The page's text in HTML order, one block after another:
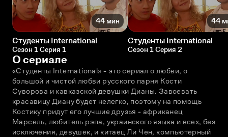
44 мин
Студенты International
Сезон 1 Серия 1
44
Студенты International
Сезон 1 Серия 2
О сериале
«Студенты International» - это сериал о любви, о
большой и чистой любви русского парня Кости
Суворова и кавказской девушки Дианы. Завоевать
красавицу Диану будет нелегко, поэтому на помощь
Костику придут его лучшие друзья - африканец
Марсель, любитель рэпа, украинского языка и всех, без
исключения, девушек, и китаец Ли Чен, компьютерный